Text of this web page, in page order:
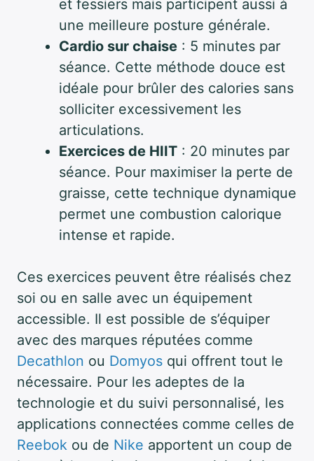
et fessiers mais participent aussi à
une meilleure posture générale.
Cardio sur chaise : 5 minutes par
séance. Cette méthode douce est
idéale pour brûler des calories sans
solliciter excessivement les
articulations.
Exercices de HIIT : 20 minutes par
séance. Pour maximiser la perte de
graisse, cette technique dynamique
permet une combustion calorique
intense et rapide.
Ces exercices peuvent être réalisés chez
soi ou en salle avec un équipement
accessible. Il est possible de s’équiper
avec des marques réputées comme
Decathlon ou Domyos qui offrent tout le
nécessaire. Pour les adeptes de la
technologie et du suivi personnalisé, les
applications connectées comme celles de
Reebok ou de Nike apportent un coup de